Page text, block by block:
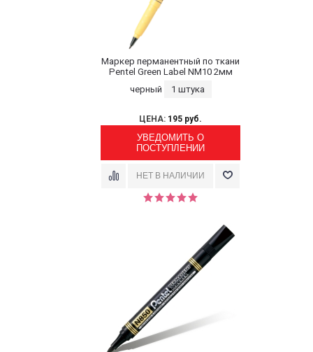
Маркер перманентный по ткани
Pentel Green Label NM10 2мм
черный
1 штука
ЦЕНА: 195 руб.
УВЕДОМИТЬ О
ПОСТУПЛЕНИИ